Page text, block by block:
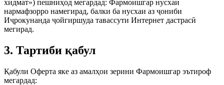
хидмат») пешниҳод мегардад: Фармоишгар нусхаи
нармафзорро намегирад, балки ба нусхаи аз ҷониби
Иҷрокунанда ҷойгиршуда тавассути Интернет дастрасӣ
мегирад.
3. Тартиби қабул
Қабули Оферта яке аз амалҳои зерини Фармоишгар эътироф
мегардад: